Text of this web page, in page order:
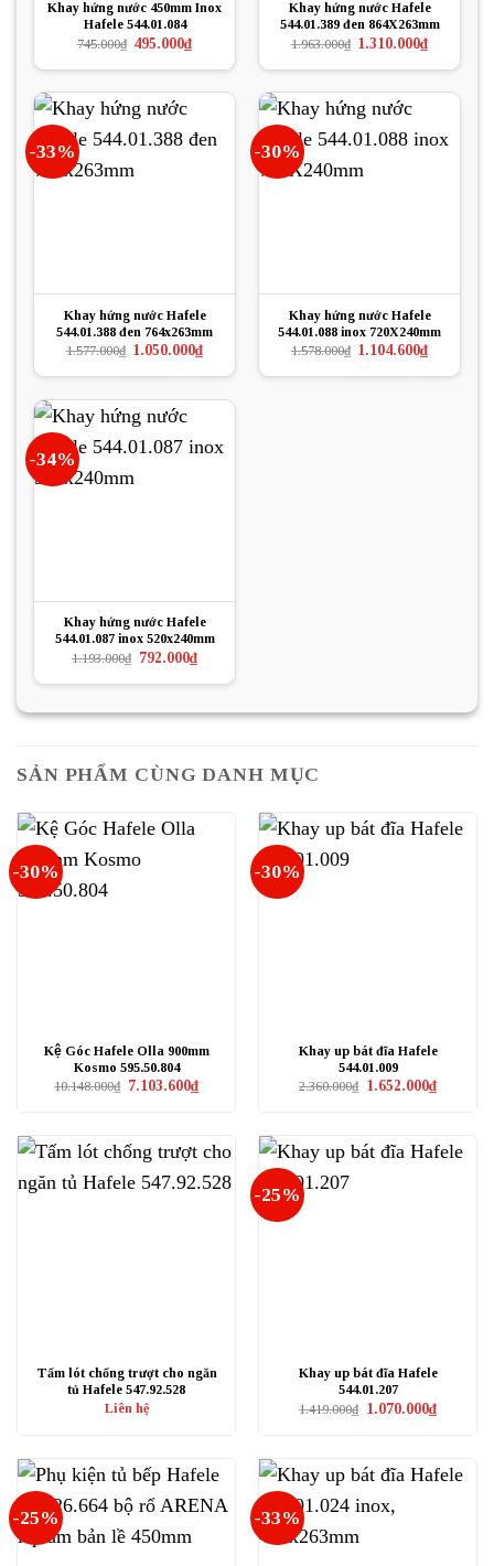
Khay hứng nước 450mm Inox
Hafele 544.01.084
745.000₫ Giá
là:
495.000₫Giá
hiện
tại
495.000₫.
Khay hứng nước Hafele
544.01.389 đen 864X263mm
1.963.000₫ Giá
là:
1.310.000₫Giá
hiện
tại
1.310.000₫.
-33%
Khay hứng nước Hafele
544.01.388 đen 764x263mm
1.577.000₫ Giá
là:
1.050.000₫Giá
hiện
tại
1.050.000₫.
-30%
Khay hứng nước Hafele
544.01.088 inox 720X240mm
1.578.000₫ Giá
là:
1.104.600₫Giá
hiện
tại
-34%
Khay hứng nước Hafele
544.01.087 inox 520x240mm
1.193.000₫ Giá
là:
792.000₫Giá
hiện
tại
SẢN PHẨM CÙNG DANH MỤC
-30%
Kệ Góc Hafele Olla 900mm
Kosmo 595.50.804
10.148.000₫ Giá
7.103.600₫Giá
hiện
7.103.600₫.
-30%
Khay up bát đĩa Hafele
544.01.009
2.360.000₫ Giá
1.652.000₫Giá
hiện
Tấm lót chống trượt cho ngăn
tủ Hafele 547.92.528
Liên hệ
-25%
Khay up bát đĩa Hafele
544.01.207
1.419.000₫ Giá
1.070.000₫Giá
hiện
-25% -33%